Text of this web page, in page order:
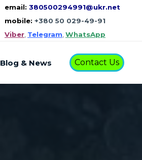
email: 380500294991@ukr.net
mobile: +380 50 029-49-91
Viber Telegram WhatsApp
Blog & News Contact Us